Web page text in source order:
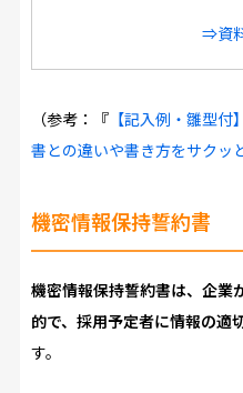
⇒資
（参考：『【記入例・雛型付
書との違いや書き方をサクッ
機密情報保持誓約書
機密情報保持誓約書は、企業
的で、採用予定者に情報の適
す。